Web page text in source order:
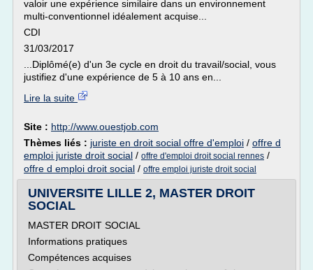
valoir une expérience similaire dans un environnement
multi-conventionnel idéalement acquise...
CDI
31/03/2017
...Diplômé(e) d'un 3e cycle en droit du travail/social, vous
justifiez d'une expérience de 5 à 10 ans en...
Lire la suite
Site : http://www.ouestjob.com
Thèmes liés : juriste en droit social offre d'emploi / offre d
emploi juriste droit social / offre d'emploi droit social rennes /
offre d emploi droit social / offre emploi juriste droit social
UNIVERSITE LILLE 2, MASTER DROIT
SOCIAL
MASTER DROIT SOCIAL
Informations pratiques
Compétences acquises